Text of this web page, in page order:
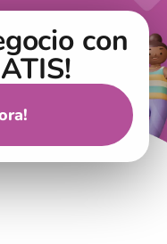
con